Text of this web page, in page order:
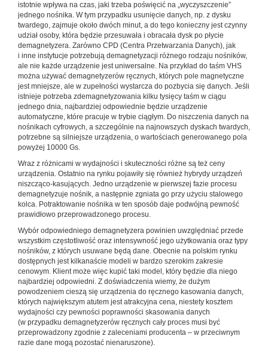
istotnie wpływa na czas, jaki trzeba poświęcić na „wyczyszczenie”
jednego nośnika. W tym przypadku usunięcie danych, np. z dysku
twardego, zajmuje około dwóch minut, a do tego konieczny jest czynny
udział osoby, która będzie przesuwała i obracała dysk po płycie
demagnetyzera. Zarówno CPD (Centra Przetwarzania Danych), jak
i inne instytucje potrzebują demagnetyzacji różnego rodzaju nośników,
ale nie każde urządzenie jest uniwersalne. Na przykład do taśm VHS
można używać demagnetyzerów ręcznych, których pole magnetyczne
jest mniejsze, ale w zupełności wystarcza do pozbycia się danych. Jeśli
istnieje potrzeba zdemagnetyzowania kilku tysięcy taśm w ciągu
jednego dnia, najbardziej odpowiednie będzie urządzenie
automatyczne, które pracuje w trybie ciągłym. Do niszczenia danych na
nośnikach cyfrowych, a szczególnie na najnowszych dyskach twardych,
potrzebne są silniejsze urządzenia, o wartościach generowanego pola
powyżej 10000 Gs.
Wraz z różnicami w wydajności i skuteczności różne są też ceny
urządzenia. Ostatnio na rynku pojawiły się również hybrydy urządzeń
niszcząco-kasujących. Jedno urządzenie w pierwszej fazie procesu
demagnetyzuje nośnik, a następnie zgniata go przy użyciu stalowego
kolca. Potraktowanie nośnika w ten sposób daje podwójną pewność
prawidłowo przeprowadzonego procesu.
Wybór odpowiedniego demagnetyzera powinien uwzględniać przede
wszystkim częstotliwość oraz intensywność jego użytkowania oraz typy
nośników, z których usuwane będą dane. Obecnie na polskim rynku
dostępnych jest kilkanaście modeli w bardzo szerokim zakresie
cenowym. Klient może więc kupić taki model, który będzie dla niego
najbardziej odpowiedni. Z doświadczenia wiemy, że dużym
powodzeniem cieszą się urządzenia do ręcznego kasowania danych,
których największym atutem jest atrakcyjna cena, niestety kosztem
wydajności czy pewności poprawności skasowania danych
(w przypadku demagnetyzerów ręcznych cały proces musi być
przeprowadzony zgodnie z zaleceniami producenta – w przeciwnym
razie dane mogą pozostać nienaruszone).